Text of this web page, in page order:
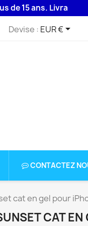
Livraison 48H
Devise : EUR €
CONTACTEZ
cat en gel pour
CAT EN